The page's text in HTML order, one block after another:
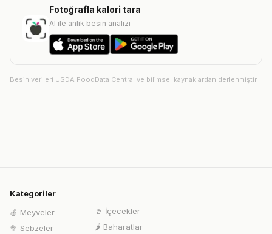
Fotoğrafla kalori tara
AI ile anlık besin analizi
Besin verileri USDA FoodData Central ve bilimsel kaynaklardan derlenmiştir.
Kategoriler
🍎 Meyveler
🥦 Sebzeler
🥤 İçecekler
🌶️ Baharatlar